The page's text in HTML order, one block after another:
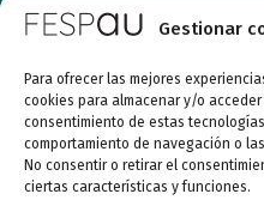
Gestionar
Para ofrecer las mejores
cookies para almacenar y/o
consentimiento de estas
comportamiento de navegación o
No consentir o retirar el
ciertas características y funciones.
Qué hacemos
Noticias
Canal ético